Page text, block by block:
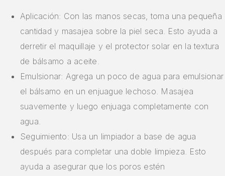
Aplicación: Con las manos secas, toma una pequeña
cantidad y masajea sobre la piel seca. Esto ayuda a
derretir el maquillaje y el protector solar en la textura
de bálsamo a aceite.
Emulsionar: Agrega un poco de agua para emulsionar
el bálsamo en un enjuague lechoso. Masajea
suavemente y luego enjuaga completamente con
agua.
Seguimiento: Usa un limpiador a base de agua
después para completar una doble limpieza. Esto
ayuda a asegurar que los poros estén